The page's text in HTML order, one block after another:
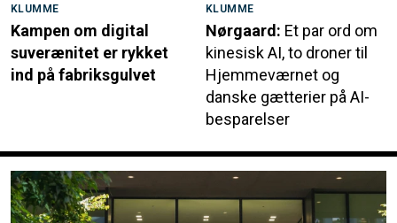
KLUMME
Kampen om digital
suverænitet er rykket
ind på fabriksgulvet
KLUMME
Nørgaard: Et par ord om
kinesisk AI, to droner til
Hjemmeværnet og
danske gætterier på AI-
besparelser